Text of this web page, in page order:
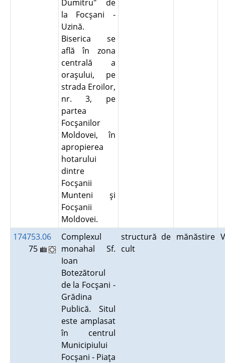
Dumitru" de
la Focşani -
Uzină.
Biserica se
află în zona
centrală a
oraşului, pe
strada Eroilor,
nr. 3, pe
partea
Focşanilor
Moldovei, în
apropierea
hotarului
dintre
Focşanii
Munteni şi
Focşanii
Moldovei.
174753.06
75
Complexul
monahal Sf.
Ioan
Botezătorul
de la Focşani -
Grădina
Publică. Situl
este amplasat
în centrul
Municipiului
Focşani - Piaţa
structură de
cult
mănăstire